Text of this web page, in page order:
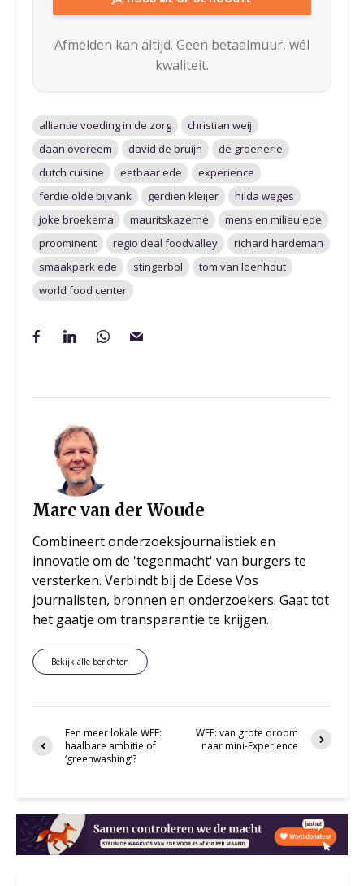
Afmelden kan altijd. Geen betaalmuur, wél
kwaliteit.
alliantie voeding in de zorg
christian weij
daan overeem
david de bruijn
de groenerie
dutch cuisine
eetbaar ede
experience
ferdie olde bijvank
gerdien kleijer
hilda weges
joke broekema
mauritskazerne
mens en milieu ede
proominent
regio deal foodvalley
richard hardeman
smaakpark ede
stingerbol
tom van loenhout
world food center
Marc van der Woude
Combineert onderzoeksjournalistiek en
innovatie om de 'tegenmacht' van burgers te
versterken. Verbindt bij de Edese Vos
journalisten, bronnen en onderzoekers. Gaat tot
het gaatje om transparantie te krijgen.
Bekijk alle berichten
Een meer lokale WFE:
haalbare ambitie of
‘greenwashing’?
WFE: van grote droom
naar mini-Experience